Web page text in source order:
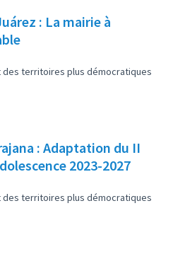
: La mairie à
territoires plus démocratiques
: Adaptation du II
2023-2027
territoires plus démocratiques